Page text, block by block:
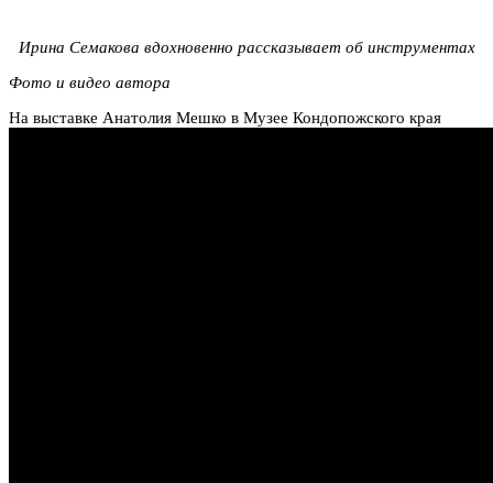
Ирина Семакова вдохновенно рассказывает об инструментах
Фото и видео автора
На выставке Анатолия Мешко в Музее Кондопожского края